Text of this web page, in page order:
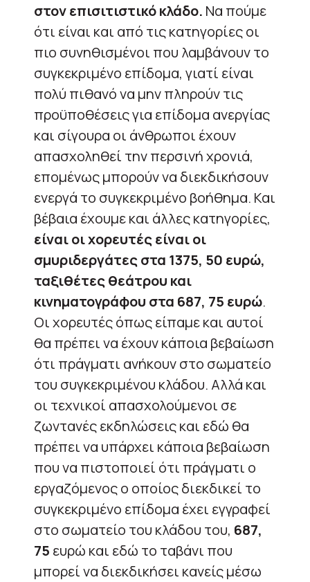
στον επισιτιστικό κλάδο. Να πούμε
ότι είναι και από τις κατηγορίες οι
πιο συνηθισμένοι που λαμβάνουν το
συγκεκριμένο επίδομα, γιατί είναι
πολύ πιθανό να μην πληρούν τις
προϋποθέσεις για επίδομα ανεργίας
και σίγουρα οι άνθρωποι έχουν
απασχοληθεί την περσινή χρονιά,
επομένως μπορούν να διεκδικήσουν
ενεργά το συγκεκριμένο βοήθημα. Και
βέβαια έχουμε και άλλες κατηγορίες,
είναι οι χορευτές είναι οι
σμυριδεργάτες στα 1375, 50 ευρώ,
ταξιθέτες θεάτρου και
κινηματογράφου στα 687, 75 ευρώ.
Οι χορευτές όπως είπαμε και αυτοί
θα πρέπει να έχουν κάποια βεβαίωση
ότι πράγματι ανήκουν στο σωματείο
του συγκεκριμένου κλάδου. Αλλά και
οι τεχνικοί απασχολούμενοι σε
ζωντανές εκδηλώσεις και εδώ θα
πρέπει να υπάρχει κάποια βεβαίωση
που να πιστοποιεί ότι πράγματι ο
εργαζόμενος ο οποίος διεκδικεί το
συγκεκριμένο επίδομα έχει εγγραφεί
στο σωματείο του κλάδου του, 687,
75 ευρώ και εδώ το ταβάνι που
μπορεί να διεκδικήσει κανείς μέσω